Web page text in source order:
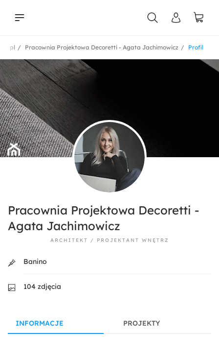
Profil
Pracownia Projektowa Decoretti - Agata Jachimowicz
Pracownia Projektowa Decoretti -
Agata Jachimowicz
ARCHITEKT / PROJEKTANT WNĘTRZ
Banino
104 zdjęcia
INFORMACJE PROJEKTY